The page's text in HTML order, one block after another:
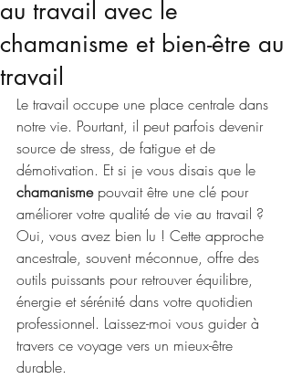
au travail avec le
chamanisme et bien-être au
travail
Le travail occupe une place centrale dans
notre vie. Pourtant, il peut parfois devenir
source de stress, de fatigue et de
démotivation. Et si je vous disais que le
chamanisme pouvait être une clé pour
améliorer votre qualité de vie au travail ?
Oui, vous avez bien lu ! Cette approche
ancestrale, souvent méconnue, offre des
outils puissants pour retrouver équilibre,
énergie et sérénité dans votre quotidien
professionnel. Laissez-moi vous guider à
travers ce voyage vers un mieux-être
durable.